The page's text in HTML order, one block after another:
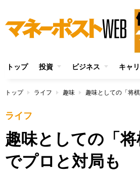
トップ 投資 ビジネス キャ
トップ ライフ 趣味 趣味としての「将
ライフ
趣味としての「
でプロと対局も